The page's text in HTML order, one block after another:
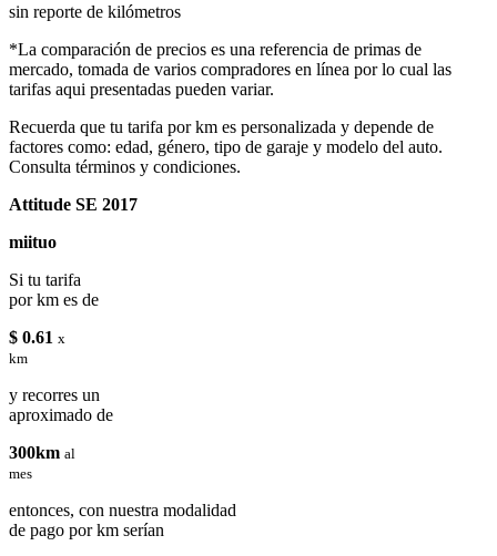
sin reporte de kilómetros
*La comparación de precios es una referencia de primas de
mercado, tomada de varios compradores en línea por lo cual las
tarifas aqui presentadas pueden variar.
Recuerda que tu tarifa por km es personalizada y depende de
factores como: edad, género, tipo de garaje y modelo del auto.
Consulta términos y condiciones.
Attitude SE 2017
miituo
Si tu tarifa
por km es de
$ 0.61 x
km
y recorres un
aproximado de
300km al
mes
entonces, con nuestra modalidad
de pago por km serían